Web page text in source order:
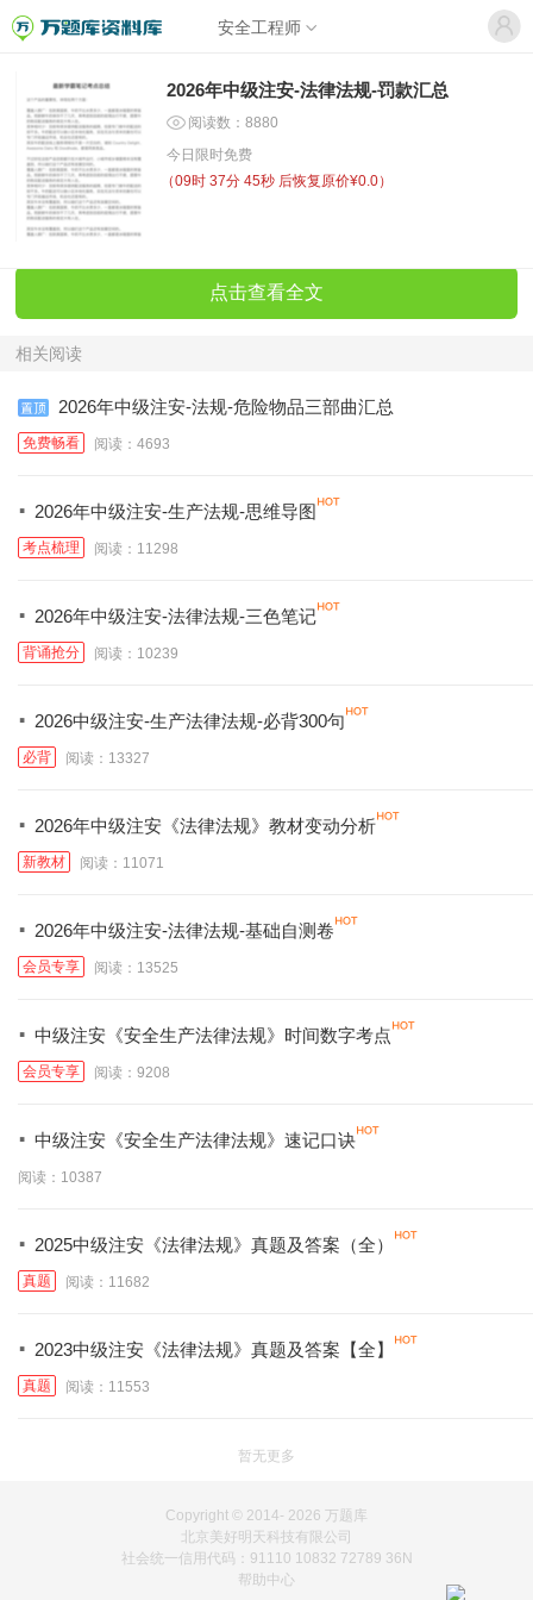
安全工程师
2026年中级注安-法律法规-罚款汇总
阅读数：8880
今日限时免费
（09时 37分 45秒 后恢复原价¥0.0）
点击查看全文
相关阅读
2026年中级注安-法规-危险物品三部曲汇总
免费畅看 阅读：4693
· 2026年中级注安-生产法规-思维导图
考点梳理 阅读：11298
· 2026年中级注安-法律法规-三色笔记
背诵抢分 阅读：10239
· 2026中级注安-生产法律法规-必背300句
必背 阅读：13327
· 2026年中级注安《法律法规》教材变动分析
新教材 阅读：11071
· 2026年中级注安-法律法规-基础自测卷
会员专享 阅读：13525
· 中级注安《安全生产法律法规》时间数字考点
会员专享 阅读：9208
· 中级注安《安全生产法律法规》速记口诀
阅读：10387
· 2025中级注安《法律法规》真题及答案（全）
真题 阅读：11682
· 2023中级注安《法律法规》真题及答案【全】
真题 阅读：11553
暂无更多
Copyright © 2014- 2026 万题库
北京美好明天科技有限公司
社会统一信用代码：91110 10832 72789 36N
帮助中心